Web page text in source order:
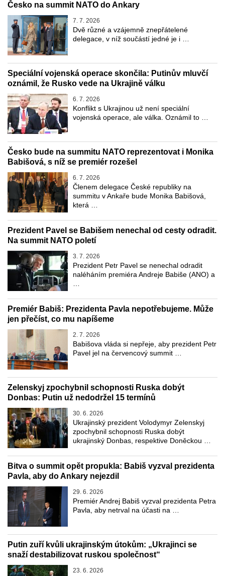
Česko na summit NATO do Ankary
7. 7. 2026
Dvě různé a vzájemně znepřátelené
delegace, v níž součástí jedné je i …
Speciální vojenská operace skončila: Putinův mluvčí
oznámil, že Rusko vede na Ukrajině válku
6. 7. 2026
Konflikt s Ukrajinou už není speciální
vojenská operace, ale válka. Oznámil to …
Česko bude na summitu NATO reprezentovat i Monika
Babišová, s níž se premiér rozešel
6. 7. 2026
Členem delegace České republiky na
summitu v Ankaře bude Monika Babišová,
která …
Prezident Pavel se Babišem nenechal od cesty odradit.
Na summit NATO poletí
3. 7. 2026
Prezident Petr Pavel se nenechal odradit
naléháním premiéra Andreje Babiše (ANO) a
Premiér Babiš: Prezidenta Pavla nepotřebujeme. Může
jen přečíst, co mu napíšeme
2. 7. 2026
Babišova vláda si nepřeje, aby prezident Petr
Pavel jel na červencový summit …
Zelenskyj zpochybnil schopnosti Ruska dobýt
Donbas: Putin už nedodržel 15 termínů
30. 6. 2026
Ukrajinský prezident Volodymyr Zelenskyj
zpochybnil schopnosti Ruska dobýt
ukrajinský Donbas, respektive Doněckou …
Bitva o summit opět propukla: Babiš vyzval prezidenta
Pavla, aby do Ankary nejezdil
29. 6. 2026
Premiér Andrej Babiš vyzval prezidenta Petra
Pavla, aby netrval na účasti na …
Putin zuří kvůli ukrajinským útokům: „Ukrajinci se
snaží destabilizovat ruskou společnost“
23. 6. 2026